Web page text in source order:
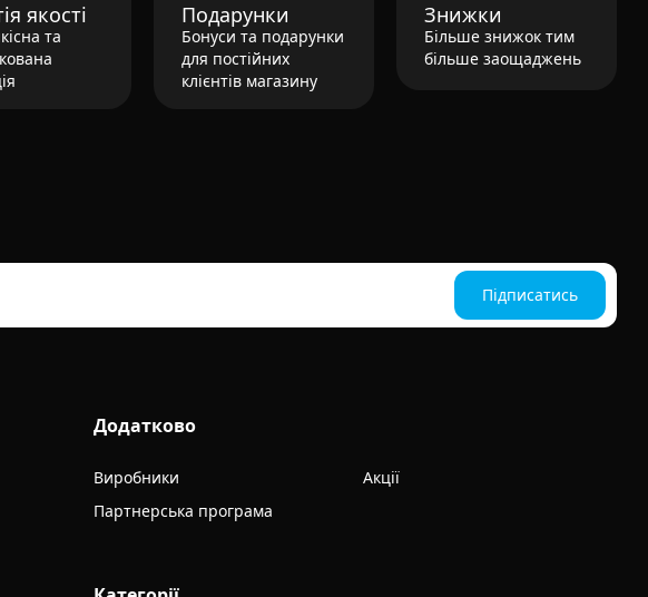
якості
та
Подарунки
Бонуси та подарунки
для постійних
клієнтів магазину
Знижки
Більше знижок тим
більше заощаджень
Підписатись
Додатково
Виробники
Партнерська програма
Акції